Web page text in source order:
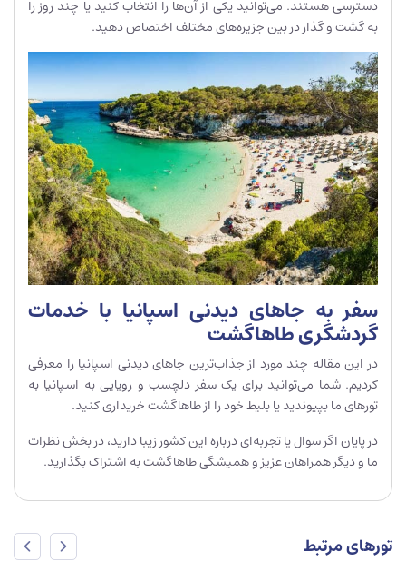
دسترسی هستند. می‌توانید یکی از آن‌ها را انتخاب کنید یا چند روز را
به گشت و گذار در بین جزیره‌های مختلف اختصاص دهید.
سفر به جاهای دیدنی اسپانیا با خدمات
گردشگری طاهاگشت
در این مقاله چند مورد از جذاب‌ترین جاهای دیدنی اسپانیا را معرفی
کردیم. شما می‌توانید برای یک سفر دلچسب و رویایی به اسپانیا به
تورهای ما بپیوندید یا بلیط خود را از طاهاگشت خریداری کنید.
در پایان اگر سوال یا تجربه‌ای درباره این کشور زیبا دارید، در بخش نظرات
ما و دیگر همراهان عزیز و همیشگی طاهاگشت به اشتراک بگذارید.
تورهای مرتبط